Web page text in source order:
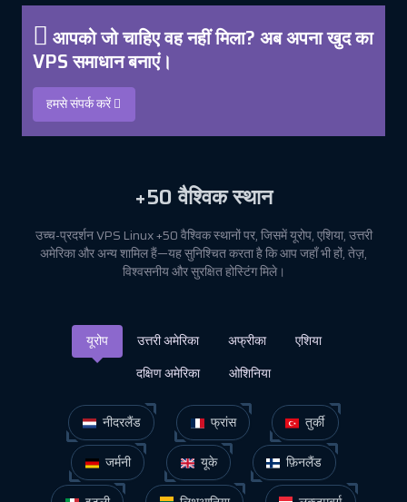
आपको जो चाहिए वह नहीं मिला? अब अपना खुद का
VPS समाधान बनाएं।
हमसे संपर्क करें
+50वैश्विक स्थान
उच्च-प्रदर्शन VPS Linux +50 वैश्विक स्थानों पर, जिसमें यूरोप, एशिया, उत्तरी
अमेरिका और अन्य शामिल हैं—यह सुनिश्चित करता है कि आप जहाँ भी हों, तेज़,
विश्वसनीय और सुरक्षित होस्टिंग मिले।
यूरोप उत्तरी अमेरिका अफ्रीका
एशिया
दक्षिण अमेरिका
ओशिनिया
नीदरलैंड फ्रांस
तुर्की
जर्मनी
यूके
फ़िनलैंड